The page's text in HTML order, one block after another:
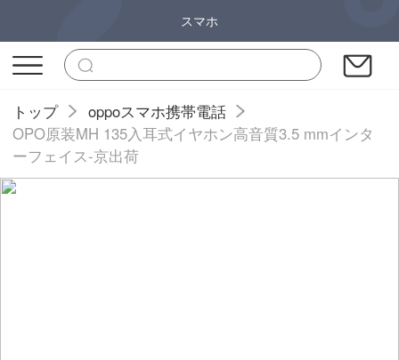
スマホ
トップ
oppoスマホ携帯電話
OPO原装MH 135入耳式イヤホン高音質3.5 mmインタ
ーフェイス-京出荷